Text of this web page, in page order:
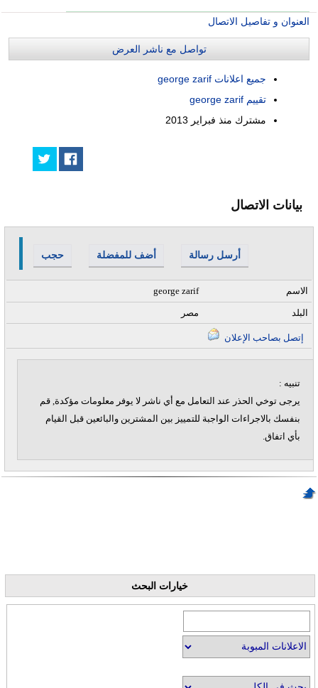
العنوان و تفاصيل الاتصال
تواصل مع ناشر العرض
جميع اعلانات george zarif
تقييم george zarif
مشترك منذ فبراير 2013
بيانات الاتصال
حجب أضف للمفضلة أرسل رسالة
george zarif الاسم
مصر البلد
تنبيه :
يرجى توخي الحذر عند التعامل مع أي ناشر لا يوفر معلومات مؤكدة, قم
بنفسك بالاجراءات الواجبة للتمييز بين المشترين والبائعين قبل القيام
بأي اتفاق.
خيارات البحث